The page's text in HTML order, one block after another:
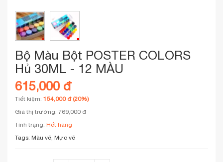
Bộ Màu Bột POSTER COLORS
Hủ 30ML - 12 MÀU
615,000 đ
Tiết kiệm: 154,000 đ (20%)
Giá thị trường: 769,000 đ
Tình trạng: Hết hàng
Tags: Màu vẽ, Mực vẽ